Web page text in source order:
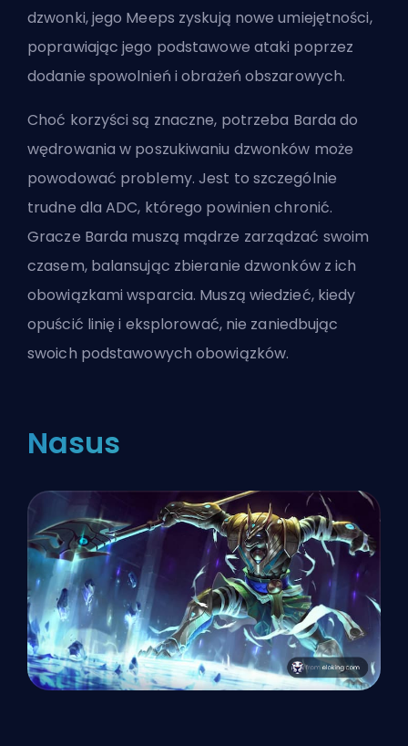
dzwonki, jego Meeps zyskują nowe umiejętności,
poprawiając jego podstawowe ataki poprzez
dodanie spowolnień i obrażeń obszarowych.
Choć korzyści są znaczne, potrzeba Barda do
wędrowania w poszukiwaniu dzwonków może
powodować problemy. Jest to szczególnie
trudne dla ADC, którego powinien chronić.
Gracze Barda muszą mądrze zarządzać swoim
czasem, balansując zbieranie dzwonków z ich
obowiązkami wsparcia. Muszą wiedzieć, kiedy
opuścić linię i eksplorować, nie zaniedbując
swoich podstawowych obowiązków.
Nasus